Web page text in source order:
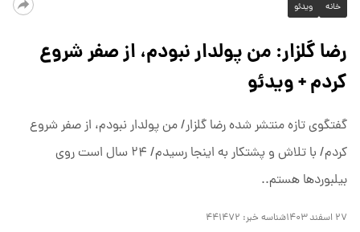
خانه ویدئو
رضا گلزار: من پولدار نبودم، از صفر شروع
کردم + ویدئو
گفتگوی تازه منتشر شده رضا گلزار/ من پولدار نبودم، از صفر شروع
کردم/ با تلاش و پشتکار به اینجا رسیدم/ ۲۴ سال است روی
بیلبورد‌ها هستم..
۲۷ اسفند ۱۴۰۳ شناسه خبر: ۴۴۱۴۷۲